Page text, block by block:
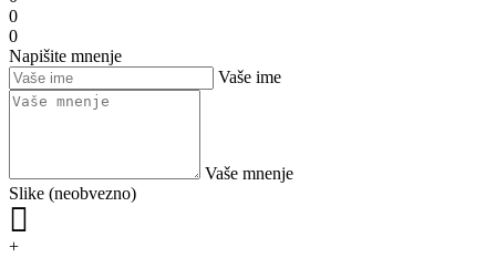
0
0
Napišite mnenje
Vaše ime
Vaše mnenje
Slike (neobvezno)
+